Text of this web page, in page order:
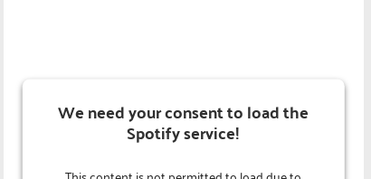
We need your consent to load the
Spotify service!